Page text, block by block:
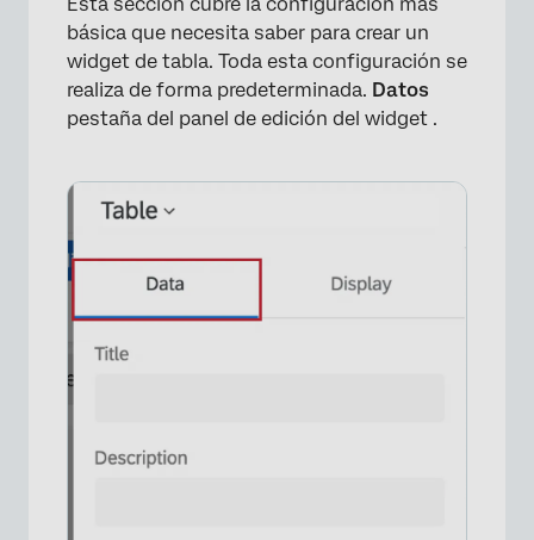
Esta sección cubre la configuración más
básica que necesita saber para crear un
widget de tabla. Toda esta configuración se
realiza de forma predeterminada. Datos
pestaña del panel de edición del widget .